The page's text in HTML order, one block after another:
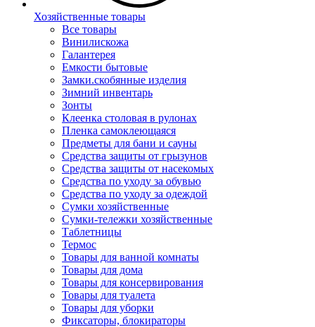
Хозяйственные товары
Все товары
Винилискожа
Галантерея
Емкости бытовые
Замки.скобянные изделия
Зимний инвентарь
Зонты
Клеенка столовая в рулонах
Пленка самоклеющаяся
Предметы для бани и сауны
Средства защиты от грызунов
Средства защиты от насекомых
Средства по уходу за обувью
Средства по уходу за одеждой
Сумки хозяйственные
Сумки-тележки хозяйственные
Таблетницы
Термос
Товары для ванной комнаты
Товары для дома
Товары для консервирования
Товары для туалета
Товары для уборки
Фиксаторы, блокираторы